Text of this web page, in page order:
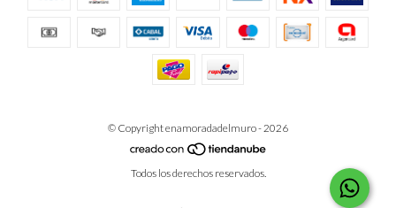
© Copyright enamoradadelmuro - 2026
Todos los derechos reservados.